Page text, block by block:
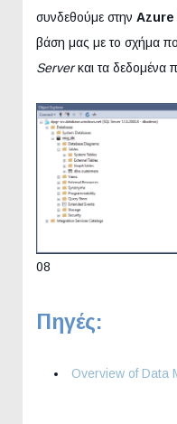
συνδεθούμε στην Azure
βάση μας με το σχήμα
Serverκαι τα δεδομένα
08
Πηγές:
Overview of Data